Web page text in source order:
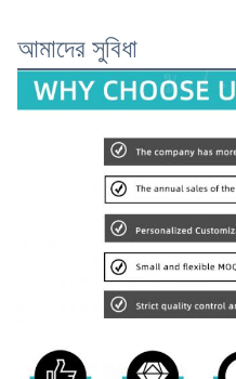
আমাদের সুবিধা